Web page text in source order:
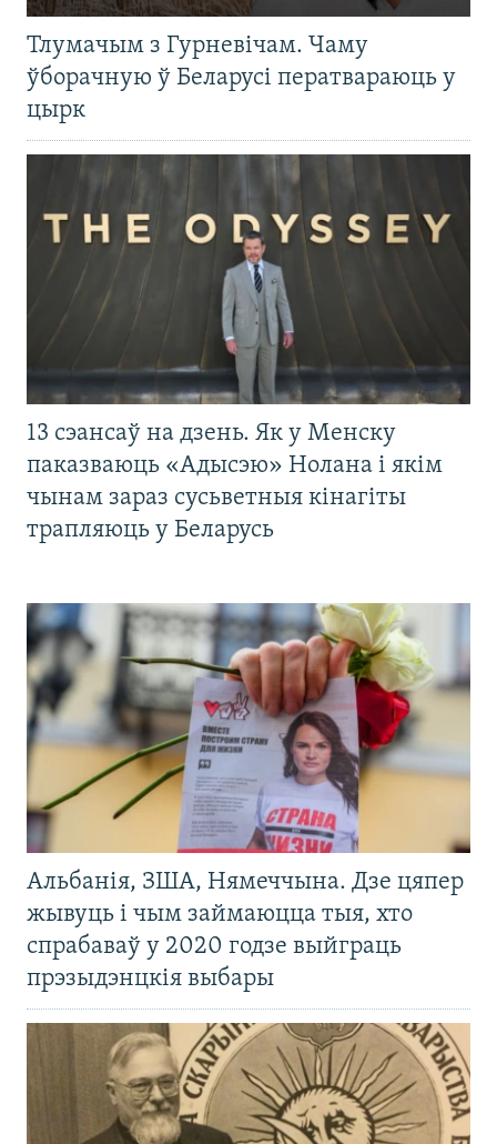
Тлумачым з Гурневічам. Чаму
ўборачную ў Беларусі ператвараюць у
цырк
13 сэансаў на дзень. Як у Менску
паказваюць «Адысэю» Нолана і якім
чынам зараз сусьветныя кінагіты
трапляюць у Беларусь
Альбанія, ЗША, Нямеччына. Дзе цяпер
жывуць і чым займаюцца тыя, хто
спрабаваў у 2020 годзе выйграць
прэзыдэнцкія выбары